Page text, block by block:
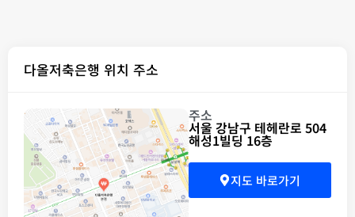
다올저축은행 위치 주소
주소
서울 강남구 테헤란로 504
해성1빌딩 16층
지도 바로가기